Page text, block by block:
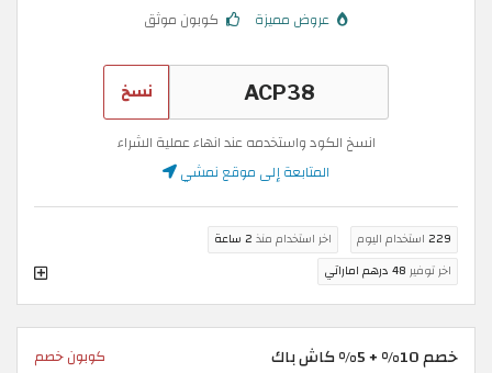
عروض مميزة كوبون موثق
نسخ
انسخ الكود واستخدمه عند انهاء عملية الشراء
المتابعة إلى موقع نمشي
229 استخدام اليوم اخر استخدام منذ 2 ساعة
اخر توفير 48 درهم اماراتي
خصم 10% + 5% كاش باك كوبون خصم